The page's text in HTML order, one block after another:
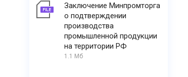
Заключение Минпромторга
о подтверждении
производства
промышленной продукции
на территории РФ
1.1 Мб